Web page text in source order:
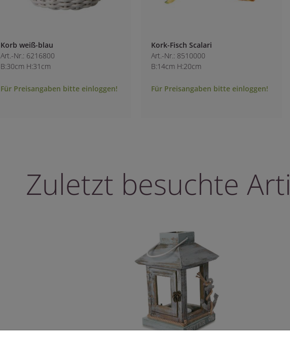
Korb weiß-blau
Art.-Nr.: 6216800
B:30cm H:31cm
Für Preisangaben bitte einloggen!
Kork-Fisch Scalari
Art.-Nr.: 8510000
B:14cm H:20cm
Für Preisangaben bitte einloggen!
Zuletzt besuchte